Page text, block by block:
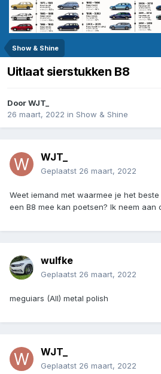
Show & Shine
Uitlaat sierstukken B8
DoorWJT_
26 maart, 2022 in Show & Shine
WJT_
Geplaatst 26 maart, 2022
Weet iemand met waarmee je het
een B8 mee kan poetsen? Ik neem aan
wulfke
Geplaatst 26 maart, 2022
meguiars (All) metal polish
WJT_
Geplaatst 26 maart, 2022